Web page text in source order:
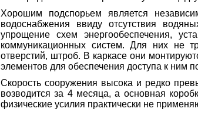
Хорошим подспорьем является
водоснабжения ввиду отсутствия
упрощение схем энергообеспечения,
коммуникационных систем. Для них не
отверстий, штроб. В каркасе они
элементов для обеспечения доступа к ним
Скорость сооружения высока и редко
возводится за 4 месяца, а основная
физические усилия практически не